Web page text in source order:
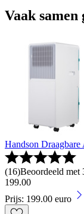
Vaak samen
Handson
(16)Beoordeeld met
199.00
Prijs: 199.00 euro